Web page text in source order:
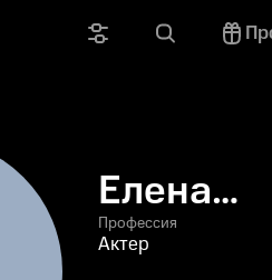
Елена
Рыжова
Профессия
Актер